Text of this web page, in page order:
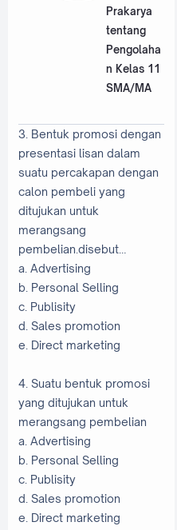
Prakarya
tentang
Pengolaha
n Kelas 11
SMA/MA
3. Bentuk promosi dengan
presentasi lisan dalam
suatu percakapan dengan
calon pembeli yang
ditujukan untuk
merangsang
pembelian.disebut…
a. Advertising
b. Personal Selling
c. Publisity
d. Sales promotion
e. Direct marketing
4. Suatu bentuk promosi
yang ditujukan untuk
merangsang pembelian
a. Advertising
b. Personal Selling
c. Publisity
d. Sales promotion
e. Direct marketing